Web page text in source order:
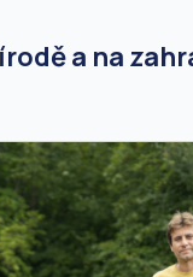
a na